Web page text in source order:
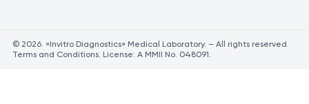
© 2026. «Invitro Diagnostics» Medical Laboratory. – All rights reserved.
Terms and Conditions. License: A MMII No. 048091.